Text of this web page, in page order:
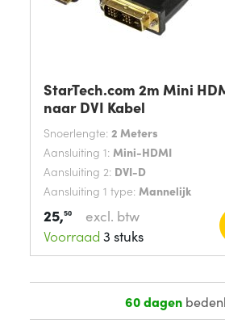
StarTech.com 2m Mini
naar DVI Kabel
Snoerlengte: 2 Meters
Aansluiting 1: Mini-HDMI
Aansluiting 2: DVI-D
Aansluiting 1 type: Mannelijk
25,50
excl. btw
Voorraad 3 stuks
60 dagen